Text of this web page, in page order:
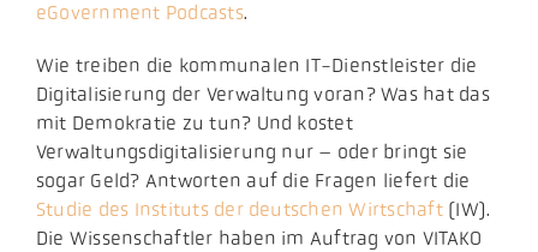
eGovernment Podcasts.
Wie treiben die kommunalen IT-Dienstleister die
Digitalisierung der Verwaltung voran? Was hat das
mit Demokratie zu tun? Und kostet
Verwaltungsdigitalisierung nur – oder bringt sie
sogar Geld? Antworten auf die Fragen liefert die
Studie des Instituts der deutschen Wirtschaft(IW).
Die Wissenschaftler haben im Auftrag von VITAKO